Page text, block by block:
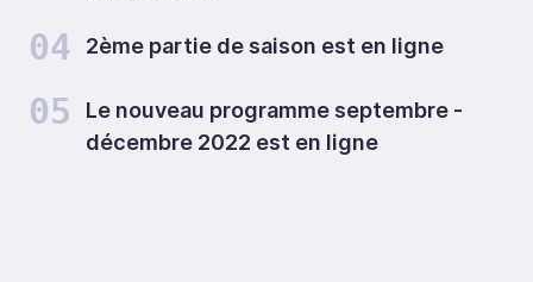
04 2ème partie de saison est en ligne
05
Le nouveau programme septembre -
décembre 2022 est en ligne